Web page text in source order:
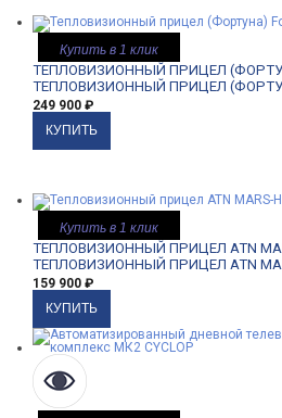
Купить в 1 клик
ТЕПЛОВИЗИОННЫЙ ПРИЦЕЛ
ТЕПЛОВИЗИОННЫЙ ПРИЦЕЛ
249 900 ₽
Купить в 1 клик
ТЕПЛОВИЗИОННЫЙ ПРИЦЕЛ ATN
ТЕПЛОВИЗИОННЫЙ ПРИЦЕЛ ATN
159 900 ₽